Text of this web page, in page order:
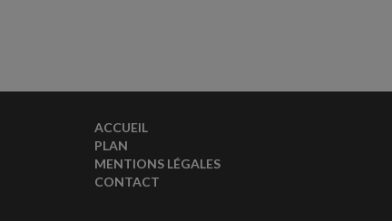
ACCUEIL
PLAN
MENTIONS LÉGALES
CONTACT